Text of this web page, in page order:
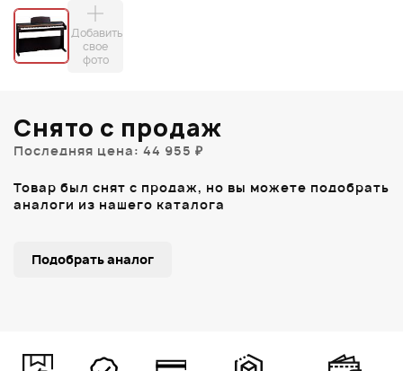
Добавить
свое
фото
Снято с продаж
Последняя цена: 44 955 ₽
Товар был снят с продаж, но вы можете подобрать
аналоги из нашего каталога
Подобрать аналог